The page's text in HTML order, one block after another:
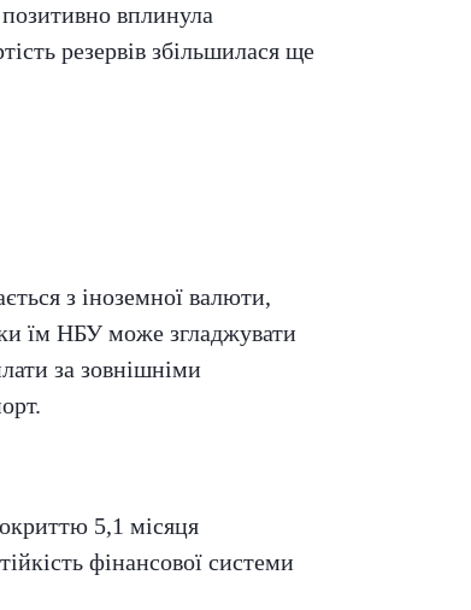
вплинула
резервів збільшилася ще
з іноземної валюти,
їм НБУ може згладжувати
за зовнішніми
5,1 місяця
фінансової системи